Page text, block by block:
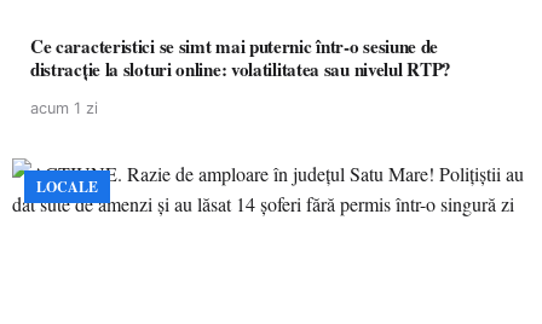
Ce caracteristici se simt mai puternic într-o sesiune de
distracție la sloturi online: volatilitatea sau nivelul RTP?
acum 1 zi
LOCALE